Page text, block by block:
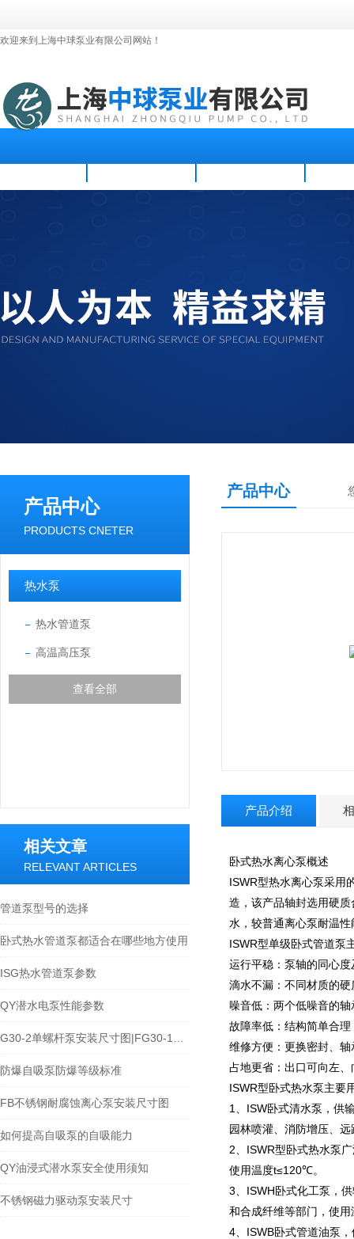
欢迎来到上海中球泵业有限公司网站！
产品中心
PRODUCTS CNETER
热水泵
热水管道泵
高温高压泵
查看全部
相关文章
RELEVANT ARTICLES
管道泵型号的选择
卧式热水管道泵都适合在哪些地方使用
ISG热水管道泵参数
QY潜水电泵性能参数
防爆自吸泵防爆等级标准
FB不锈钢耐腐蚀离心泵安装尺寸图
如何提高自吸泵的自吸能力
QY油浸式潜水泵安全使用须知
不锈钢磁力驱动泵安装尺寸
产品中心
产品介绍
卧式热水离心泵概述
ISWR型热水离心泵采用
造，该产品轴封选用硬
水，较普通离心泵耐温
ISWR型单级卧式管道泵
运行平稳：泵轴的同心
滴水不漏：不同材质的
噪音低：两个低噪音的
故障率低：结构简单合
维修方便：更换密封、
占地更省：出口可向左
ISWR型卧式热水泵主要
1、ISW卧式清水泵，供
园林喷灌、消防增压、
2、ISWR型卧式热水泵
使用温度t≤120℃。
3、ISWH卧式化工泵，
和合成纤维等部门，使
4、ISWB卧式管道油泵